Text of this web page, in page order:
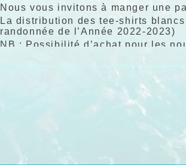
Nous vous invitons à manger une
La distribution des tee-shirts
randonnée de l’Année 2022-2023)
NB : Possibilité d’achat pour les